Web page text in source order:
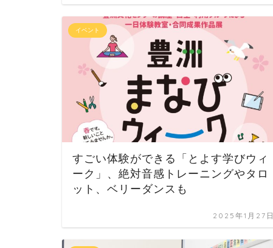
イベント
すごい体験ができる「とよす学びウィ
ーク」、絶対音感トレーニングやタロ
ット、ベリーダンスも
2025年1月27日